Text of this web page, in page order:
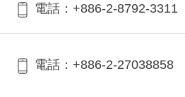
電話：+886-2-8792-3311
電話：+886-2-27038858